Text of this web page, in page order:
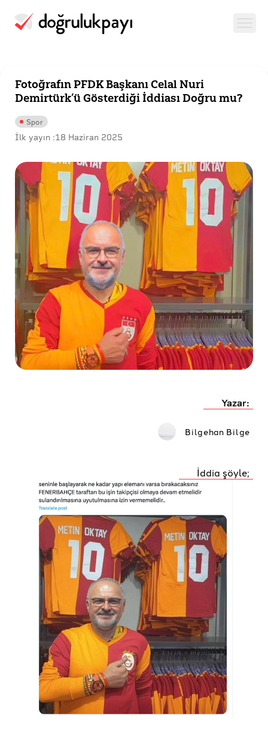
Fotoğrafın PFDK Başkanı Celal Nuri
Demirtürk’ü Gösterdiği İddiası Doğru mu?
Spor
İlk yayın :18 Haziran 2025
Yazar:
Bilgehan Bilge
İddia şöyle;